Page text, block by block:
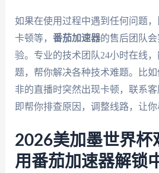
如果在使用过程中遇到任何问题
卡顿等， 番茄加速器的售后团队
验。专业的技术团队24小时在线，
题，帮你解决各种技术难题。比
非的直播时突然出现卡顿，联系
即帮你排查原因，调整线路，让你
2026美加墨世界杯
用番茄加速器解锁